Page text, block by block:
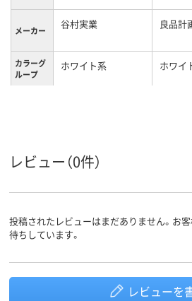
メーカー 谷村実業 良品計
カラーグ
ループ
ホワイト系 ホワイ
レビュー（0件）
投稿されたレビューはまだありません。お
待ちしています。
レビューを